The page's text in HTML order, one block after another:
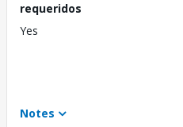
requeridos
Yes
Notes